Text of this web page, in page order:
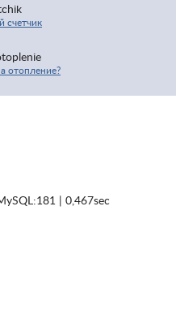
счетчик
отопление?
| 0,467sec